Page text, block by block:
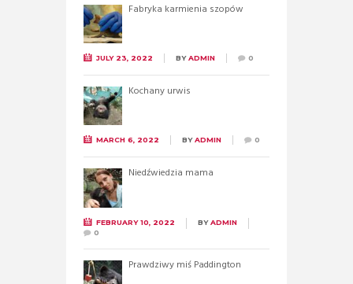
Fabryka karmienia szopów
JULY 23, 2022 BYADMIN 0
Kochany urwis
MARCH 6, 2022 BYADMIN 0
Niedźwiedzia mama
FEBRUARY 10, 2022 BYADMIN
0
Prawdziwy miś Paddington